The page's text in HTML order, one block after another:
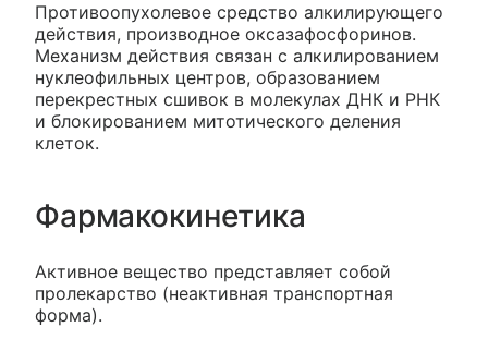
Противоопухолевое средство алкилирующего
действия, производное оксазафосфоринов.
Механизм действия связан с алкилированием
нуклеофильных центров, образованием
перекрестных сшивок в молекулах ДНК и РНК
и блокированием митотического деления
клеток.
Фармакокинетика
Активное вещество представляет собой
пролекарство (неактивная транспортная
форма).